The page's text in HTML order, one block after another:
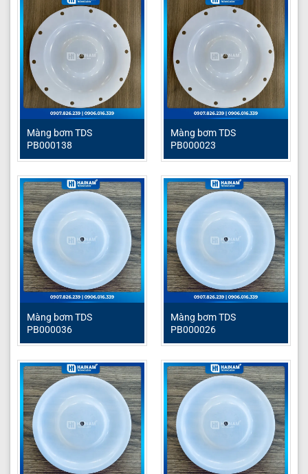
Màng bơm TDS
PB000138
Màng bơm TDS
PB000023
Màng bơm TDS
PB000036
Màng bơm TDS
PB000026